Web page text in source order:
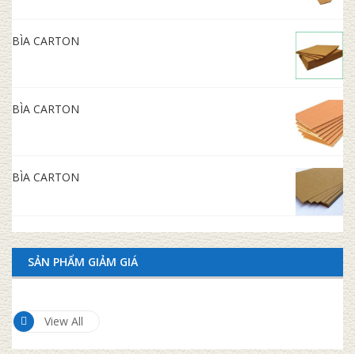
BÌA CARTON
BÌA CARTON
BÌA CARTON
SẢN PHẨM GIẢM GIÁ
View All